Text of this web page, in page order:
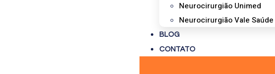
Neurocirurgião Unimed
Neurocirurgião Vale Saúde
BLOG
CONTATO